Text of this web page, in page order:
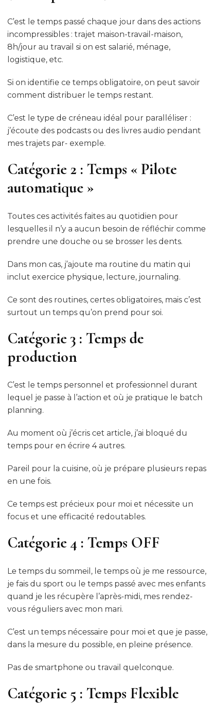
C’est le temps passé chaque jour dans des actions
incompressibles : trajet maison-travail-maison,
8h/jour au travail si on est salarié, ménage,
logistique, etc.
Si on identifie ce temps obligatoire, on peut savoir
comment distribuer le temps restant.
C’est le type de créneau idéal pour paralléliser :
j’écoute des podcasts ou des livres audio pendant
mes trajets par- exemple.
Catégorie 2 : Temps « Pilote
automatique »
Toutes ces activités faites au quotidien pour
lesquelles il n’y a aucun besoin de réfléchir comme
prendre une douche ou se brosser les dents.
Dans mon cas, j’ajoute ma routine du matin qui
inclut exercice physique, lecture, journaling.
Ce sont des routines, certes obligatoires, mais c’est
surtout un temps qu’on prend pour soi.
Catégorie 3 : Temps de
production
C’est le temps personnel et professionnel durant
lequel je passe à l’action et où je pratique le batch
planning.
Au moment où j’écris cet article, j’ai bloqué du
temps pour en écrire 4 autres.
Pareil pour la cuisine, où je prépare plusieurs repas
en une fois.
Ce temps est précieux pour moi et nécessite un
focus et une efficacité redoutables.
Catégorie 4 : Temps OFF
Le temps du sommeil, le temps où je me ressource,
je fais du sport ou le temps passé avec mes enfants
quand je les récupère l’après-midi, mes rendez-
vous réguliers avec mon mari.
C’est un temps nécessaire pour moi et que je passe,
dans la mesure du possible, en pleine présence.
Pas de smartphone ou travail quelconque.
Catégorie 5 : Temps Flexible